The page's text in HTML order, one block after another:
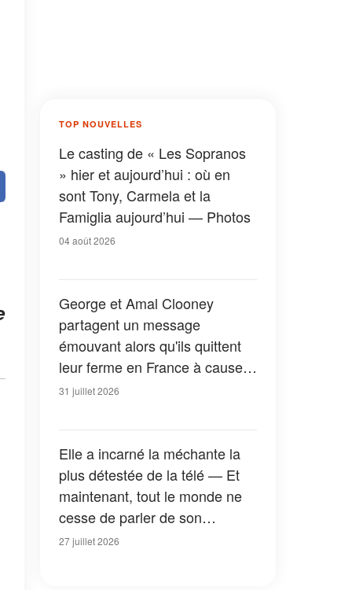
TOP NOUVELLES
Le casting de « Les Sopranos
» hier et aujourd’hui : où en
sont Tony, Carmela et la
Famiglia aujourd’hui — Photos
04 août 2026
George et Amal Clooney
partagent un message
émouvant alors qu'ils quittent
leur ferme en France à cause
des feux de forêt — Tous les
31 juillet 2026
Elle a incarné la méchante la
plus détestée de la télé — Et
maintenant, tout le monde ne
cesse de parler de son
apparition dans la nouvelle
27 juillet 2026